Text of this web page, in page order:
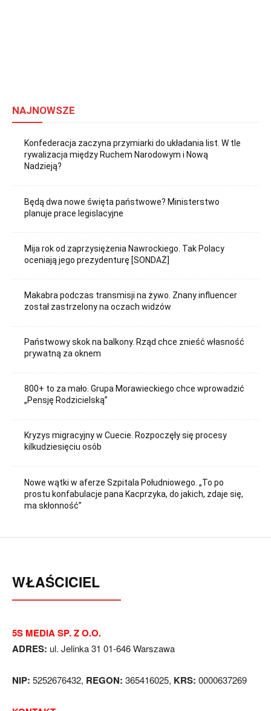
NAJNOWSZE
Konfederacja zaczyna przymiarki do układania list. W tle
rywalizacja między Ruchem Narodowym i Nową
Nadzieją?
Będą dwa nowe święta państwowe? Ministerstwo
planuje prace legislacyjne
Mija rok od zaprzysiężenia Nawrockiego. Tak Polacy
oceniają jego prezydenturę [SONDAŻ]
Makabra podczas transmisji na żywo. Znany influencer
został zastrzelony na oczach widzów
Państwowy skok na balkony. Rząd chce znieść własność
prywatną za oknem
800+ to za mało. Grupa Morawieckiego chce wprowadzić
„Pensję Rodzicielską”
Kryzys migracyjny w Cuecie. Rozpoczęły się procesy
kilkudziesięciu osób
Nowe wątki w aferze Szpitala Południowego. „To po
prostu konfabulacje pana Kacprzyka, do jakich, zdaje się,
ma skłonność”
WŁAŚCICIEL
5S MEDIA SP. Z O.O.
ADRES: ul. Jelinka 31 01-646 Warszawa
NIP: 5252676432, REGON: 365416025, KRS: 0000637269